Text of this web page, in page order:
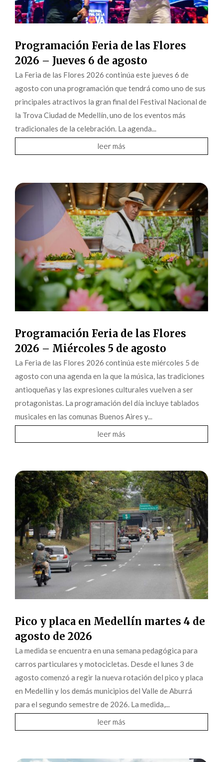
Programación Feria de las Flores
2026 – Jueves 6 de agosto
La Feria de las Flores 2026 continúa este jueves 6 de
agosto con una programación que tendrá como uno de sus
principales atractivos la gran final del Festival Nacional de
la Trova Ciudad de Medellín, uno de los eventos más
tradicionales de la celebración. La agenda...
leer más
Programación Feria de las Flores
2026 – Miércoles 5 de agosto
La Feria de las Flores 2026 continúa este miércoles 5 de
agosto con una agenda en la que la música, las tradiciones
antioqueñas y las expresiones culturales vuelven a ser
protagonistas. La programación del día incluye tablados
musicales en las comunas Buenos Aires y...
leer más
Pico y placa en Medellín martes 4 de
agosto de 2026
La medida se encuentra en una semana pedagógica para
carros particulares y motocicletas. Desde el lunes 3 de
agosto comenzó a regir la nueva rotación del pico y placa
en Medellín y los demás municipios del Valle de Aburrá
para el segundo semestre de 2026. La medida,...
leer más